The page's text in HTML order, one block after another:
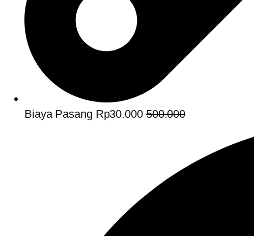
Biaya Pasang Rp30.000500.000